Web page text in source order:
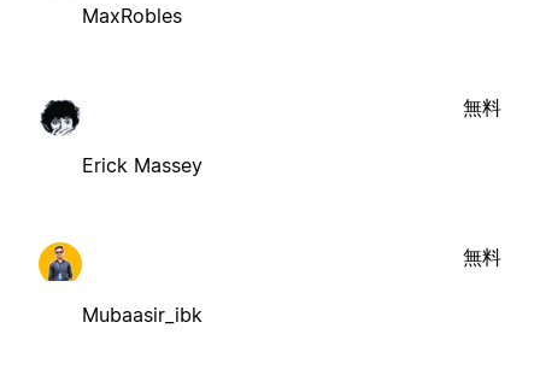
MaxRobles
Erick Massey
無料
Mubaasir_ibk
無料